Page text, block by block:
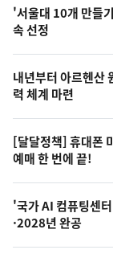
늘
의
영
상
오
늘
의
사
진
'서울대 10개 만들
속 선정
내년부터 아르헨산
력 체계 마련
[달달정책] 휴대폰
예매 한 번에 끝!
'국가 AI 컴퓨팅센
·2028년 완공